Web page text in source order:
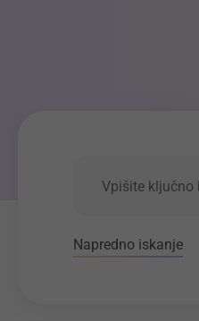
Napredno iskanje